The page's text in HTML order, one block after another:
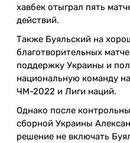
хавбек отыграл пять
действий.
Также Буяльский на
благотворительных
поддержку Украины и
национальную команду
ЧМ-2022 и Лиги наций.
Однако после
сборной Украины
решение не включать